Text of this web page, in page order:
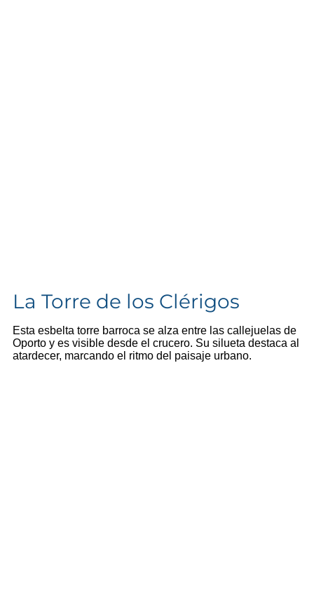
La Torre de los Clérigos
Esta esbelta torre barroca se alza entre las callejuelas de
Oporto y es visible desde el crucero. Su silueta destaca al
atardecer, marcando el ritmo del paisaje urbano.